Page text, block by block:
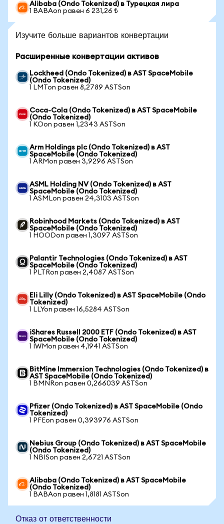
Alibaba (Ondo Tokenized) в Турецкая лира
1 BABAon равен 6 231,26 ₺
Изучите больше вариантов конвертации
Расширенные конвертации активов
Lockheed (Ondo Tokenized) в AST SpaceMobile
(Ondo Tokenized)
1 LMTon равен 8,2789 ASTSon
Coca-Cola (Ondo Tokenized) в AST SpaceMobile
(Ondo Tokenized)
1 KOon равен 1,2343 ASTSon
Arm Holdings plc (Ondo Tokenized) в AST
SpaceMobile (Ondo Tokenized)
1 ARMon равен 3,9296 ASTSon
ASML Holding NV (Ondo Tokenized) в AST
SpaceMobile (Ondo Tokenized)
1 ASMLon равен 24,3103 ASTSon
Robinhood Markets (Ondo Tokenized) в AST
SpaceMobile (Ondo Tokenized)
1 HOODon равен 1,3097 ASTSon
Palantir Technologies (Ondo Tokenized) в AST
SpaceMobile (Ondo Tokenized)
1 PLTRon равен 2,4087 ASTSon
Eli Lilly (Ondo Tokenized) в AST SpaceMobile (Ondo
Tokenized)
1 LLYon равен 16,5284 ASTSon
iShares Russell 2000 ETF (Ondo Tokenized) в AST
SpaceMobile (Ondo Tokenized)
1 IWMon равен 4,1941 ASTSon
BitMine Immersion Technologies (Ondo Tokenized) в
AST SpaceMobile (Ondo Tokenized)
1 BMNRon равен 0,266039 ASTSon
Pfizer (Ondo Tokenized) в AST SpaceMobile (Ondo
Tokenized)
1 PFEon равен 0,393976 ASTSon
Nebius Group (Ondo Tokenized) в AST SpaceMobile
(Ondo Tokenized)
1 NBISon равен 2,6721 ASTSon
Alibaba (Ondo Tokenized) в AST SpaceMobile
(Ondo Tokenized)
1 BABAon равен 1,8181 ASTSon
Отказ от ответственности